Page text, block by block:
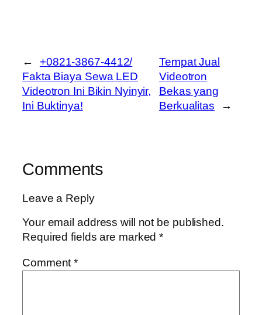
←
+0821-3867-4412/
Fakta Biaya Sewa LED
Videotron Ini Bikin Nyinyir,
Ini Buktinya!
Tempat Jual
Videotron
Bekas yang
Berkualitas
→
Comments
Leave a Reply
Your email address will not be published.
Required fields are marked*
Comment*